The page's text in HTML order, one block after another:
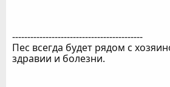
-------------------------------------------
Пес всегда будет рядом с
здравии и болезни.